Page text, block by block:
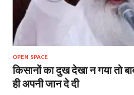
OPEN SPACE
किसानों का दुख देखा न गया तो
ही अपनी जान दे दी